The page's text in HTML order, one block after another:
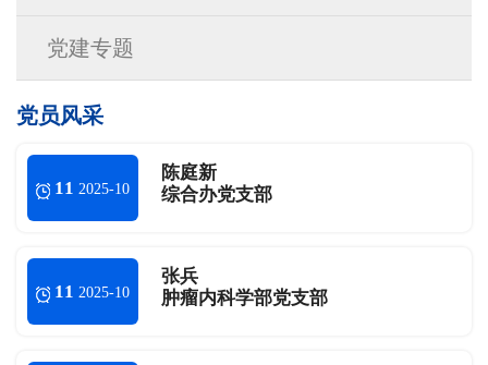
党建专题
党员风采
11 2025-10
陈庭新
综合办党支部
11 2025-10
张兵
肿瘤内科学部党支部